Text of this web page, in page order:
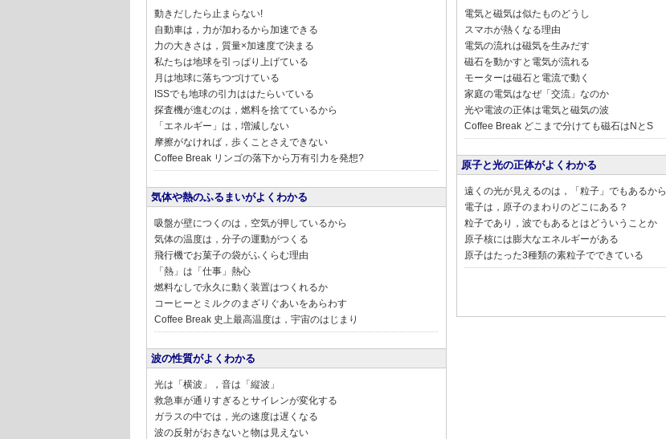
動きだしたら止まらない!
自動車は，力が加わるから加速できる
力の大きさは，質量×加速度で決まる
私たちは地球を引っぱり上げている
月は地球に落ちつづけている
ISSでも地球の引力ははたらいている
探査機が進むのは，燃料を捨てているから
「エネルギー」は，増減しない
摩擦がなければ，歩くことさえできない
Coffee Break リンゴの落下から万有引力を発想?
気体や熱のふるまいがよくわかる
吸盤が壁につくのは，空気が押しているから
気体の温度は，分子の運動がつくる
飛行機でお菓子の袋がふくらむ理由
「熱」は「仕事」熱心
燃料なしで永久に動く装置はつくれるか
コーヒーとミルクのまざりぐあいをあらわす
Coffee Break 史上最高温度は，宇宙のはじまり
波の性質がよくわかる
光は「横波」，音は「縦波」
救急車が通りすぎるとサイレンが変化する
ガラスの中では，光の速度は遅くなる
波の反射がおきないと物は見えない
電気と磁気は似たものどうし
スマホが熱くなる理由
電気の流れは磁気を生みだす
磁石を動かすと電気が流れる
モーターは磁石と電流で動く
家庭の電気はなぜ「交流」なのか
光や電波の正体は電気と磁気の波
Coffee Break どこまで分けても磁石はNとS
原子と光の正体がよくわかる
遠くの光が見えるのは，「粒子」でもあるから
電子は，原子のまわりのどこにある？
粒子であり，波でもあるとはどういうことか
原子核には膨大なエネルギーがある
原子はたった3種類の素粒子でできている